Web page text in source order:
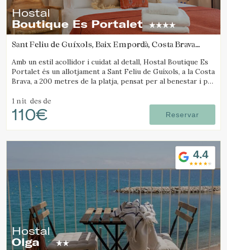
Hostal
Boutique Es Portalet
Sant Feliu de Guíxols, Baix Empordà, Costa Brava
Amb un estil acollidor i cuidat al detall, Hostal Boutique Es
Portalet és un allotjament a Sant Feliu de Guíxols, a la Costa
Brava, a 200 metres de la platja, pensat per al benestar i pet
1 nit des de
110€ Reservar
4.4
Hostal
Olga
informació sobre les preferències i les eleccions personals
de l'usuari a través de l'observació continuada dels seus
hàbits de navegació. Gràcies a elles, podem conèixer els
hàbits de navegació al lloc web i mostrar publicitat